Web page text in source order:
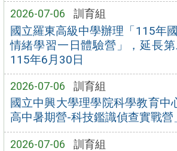
2026-07-06 訓育組
國立羅東高級中學辦理「115年
情緒學習一日體驗營」，延長
115年6月30日
2026-07-06 訓育組
國立中興大學理學院科學教育中
高中暑期營-科技鑑識偵查實戰營
2026-07-06 訓育組